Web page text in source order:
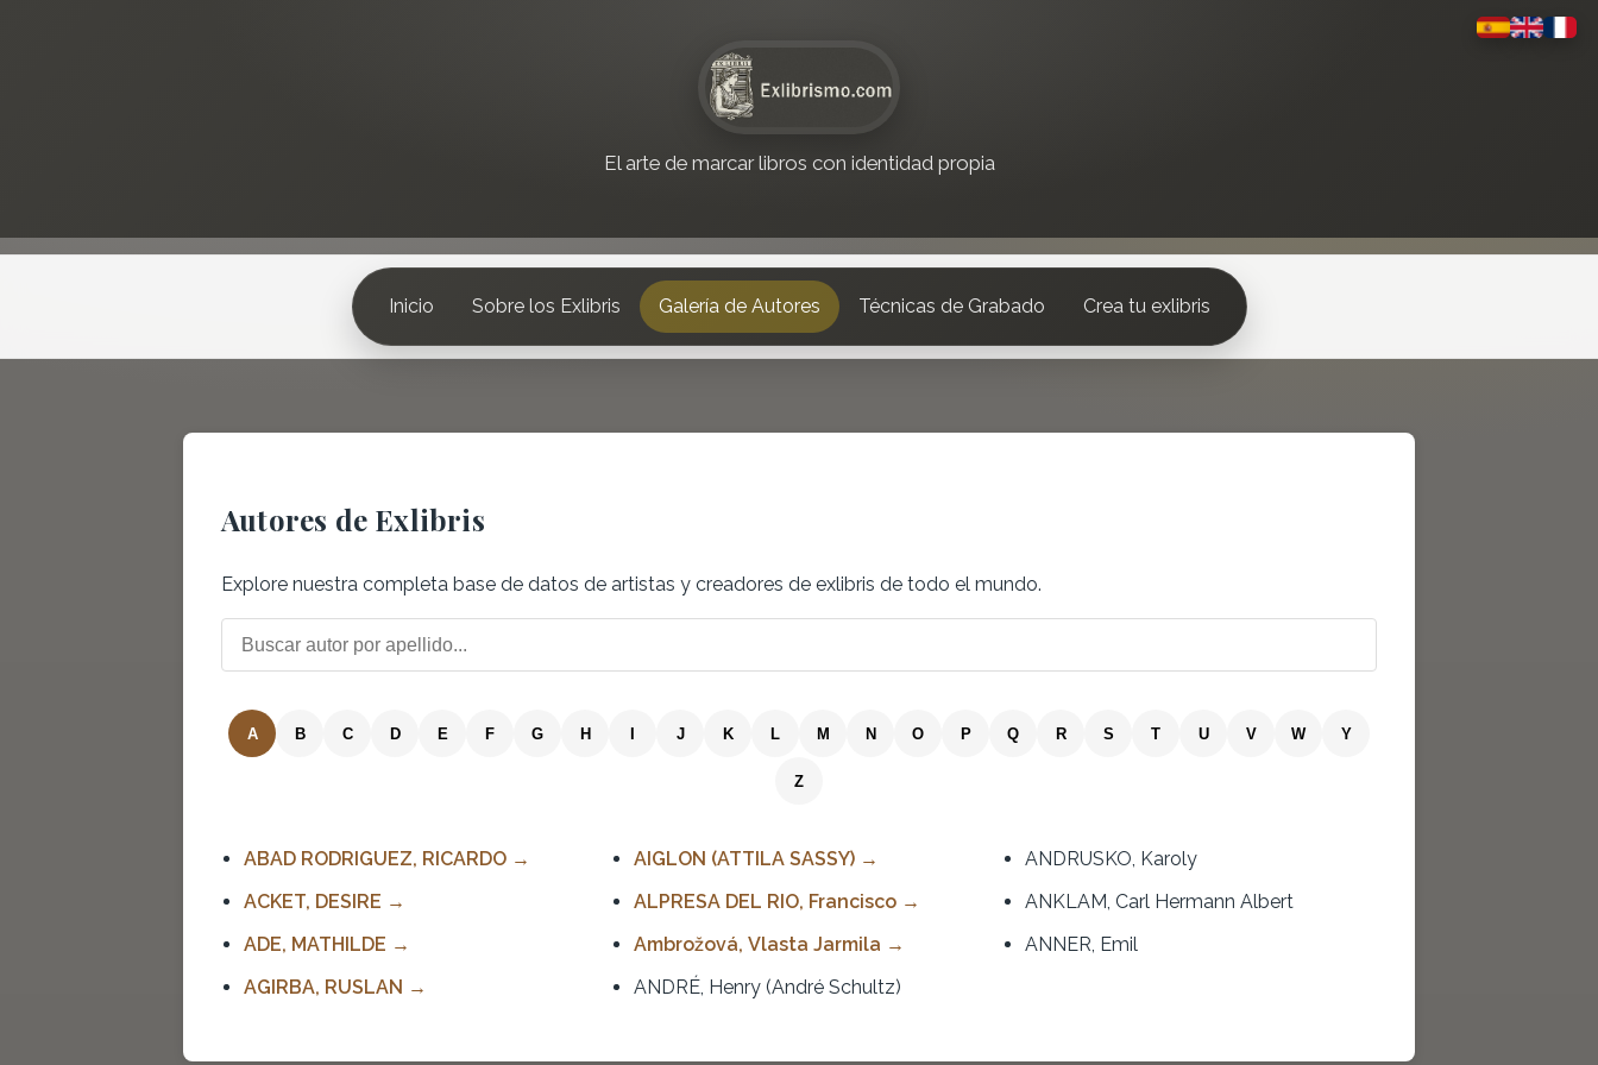
El arte de marcar libros con identidad propia
Inicio Sobre los Exlibris Galería de Autores Técnicas de Grabado Crea tu exlibris
Autores de Exlibris
Explore nuestra completa base de datos de artistas y creadores de exlibris de todo el mundo.
A B C D E F G H J K L M N O P Q R S T U V W Y
Z
ABAD RODRIGUEZ, RICARDO
ACKET, DESIRE
ADE, MATHILDE
AGIRBA, RUSLAN
AIGLON (ATTILA SASSY)
ALPRESA DEL RIO, Francisco
Ambrožová, Vlasta Jarmila
ANDRÉ, Henry (André Schultz)
ANDRUSKO, Karoly
ANKLAM, Carl Hermann Albert
ANNER, Emil